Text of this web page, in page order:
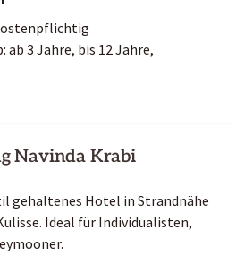
3 Jahre, bis 12 Jahre,
Navinda Krabi
gehaltenes Hotel in Strandnähe
Ideal für Individualisten,